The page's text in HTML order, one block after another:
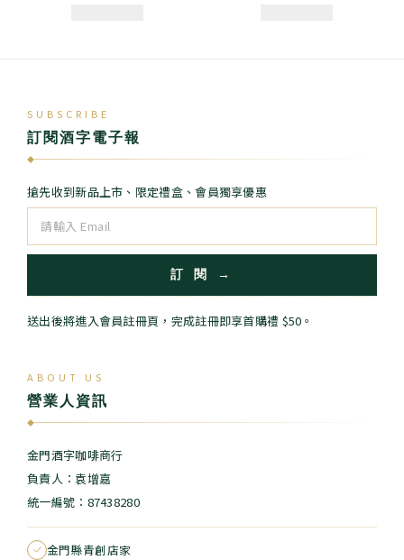
SUBSCRIBE
訂閱酒字電子報
◆
搶先收到新品上市、限定禮盒、會員獨享優惠
訂 閱 →
送出後將進入會員註冊頁，完成註冊即享首購禮 $50。
ABOUT US
營業人資訊
◆
金門酒字咖啡商行
負責人：袁增嘉
統一編號：87438280
金門縣青創店家